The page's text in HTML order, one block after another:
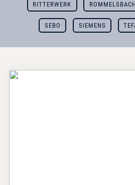
RITTERWERK
SEBO SIEMENS